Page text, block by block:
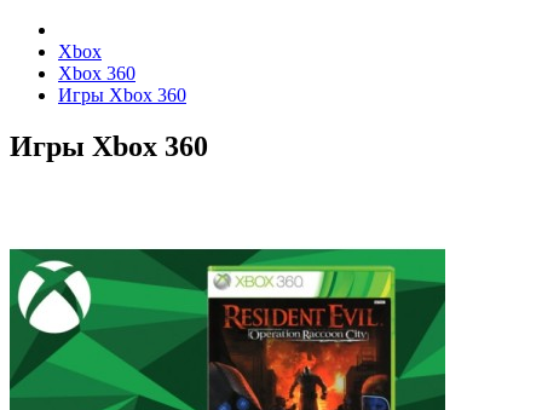
Xbox
Xbox 360
Игры Xbox 360
Игры Xbox 360